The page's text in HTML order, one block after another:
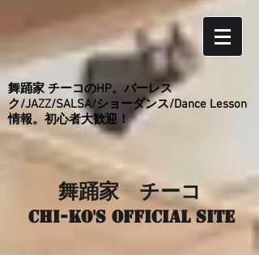
舞踊家 チーコのHP。バーレス
ク/JAZZ/SALSA/ショーダンス/Dance Lesson
情報。初心者大歓迎！
舞踊家 チーコ
Chi-ko's Official site